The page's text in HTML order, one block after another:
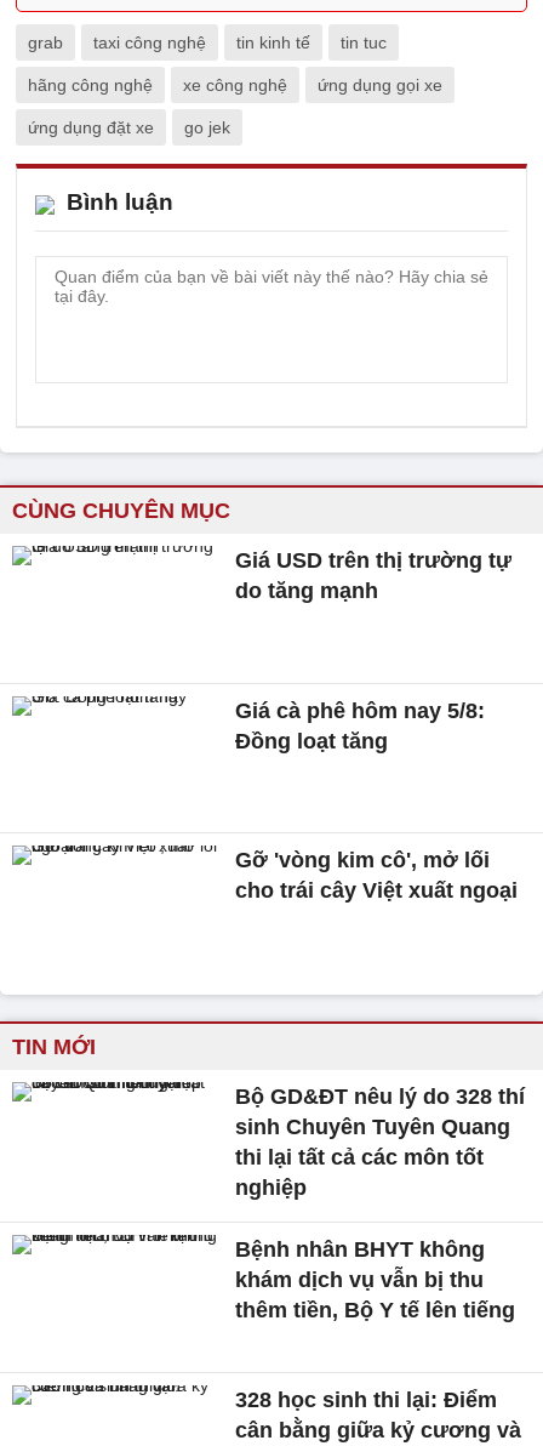
grab taxi công nghệ tin kinh tế tin tuc
hãng công nghệ xe công nghệ ứng dụng gọi xe
ứng dụng đặt xe go jek
Bình luận
CÙNG CHUYÊN MỤC
Giá USD trên thị trường tự
do tăng mạnh
Giá cà phê hôm nay 5/8:
Đồng loạt tăng
Gỡ 'vòng kim cô', mở lối
cho trái cây Việt xuất ngoại
TIN MỚI
Bộ GD&ĐT nêu lý do 328 thí
sinh Chuyên Tuyên Quang
thi lại tất cả các môn tốt
nghiệp
Bệnh nhân BHYT không
khám dịch vụ vẫn bị thu
thêm tiền, Bộ Y tế lên tiếng
328 học sinh thi lại: Điểm
cân bằng giữa kỷ cương và